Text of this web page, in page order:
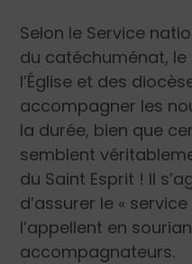
Selon le Service
du catéchuménat,
l’Église et des
accompagner les
la durée, bien que
semblent
du Saint Esprit ! Il
d’assurer le «
l’appellent en
accompagnateurs.